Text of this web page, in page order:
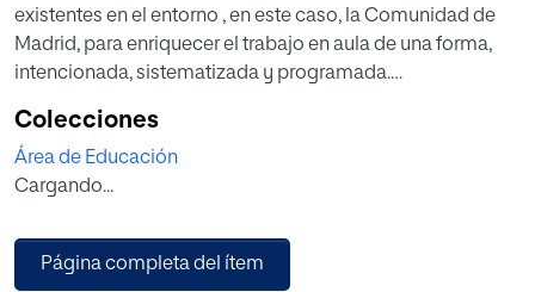
existentes en el entorno , en este caso, la Comunidad de
Madrid, para enriquecer el trabajo en aula de una forma,
intencionada, sistematizada y programada.
objeto es entregar al profesorado un recurso práctico y
original que le ayude a preparar a los niños para un mundo
real, educar para vivir en sociedad de forma “armónica”.
actividades, que parten de lo más concreto, y concluyen
en un proyecto común relacionado con cada cultura,
Colecciones
Área de Educación
Cargando...
Página completa del ítem